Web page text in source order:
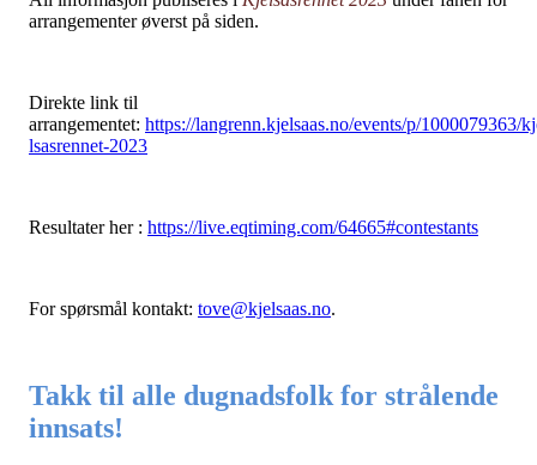
arrangementer øverst på siden.
Direkte link til
arrangementet: https://langrenn.kjelsaas.no/events/p/1000079363/
lsasrennet-2023
Resultater her : https://live.eqtiming.com/64665#contestants
For spørsmål kontakt: tove@kjelsaas.no.
Takk til alle dugnadsfolk for strålende
innsats!